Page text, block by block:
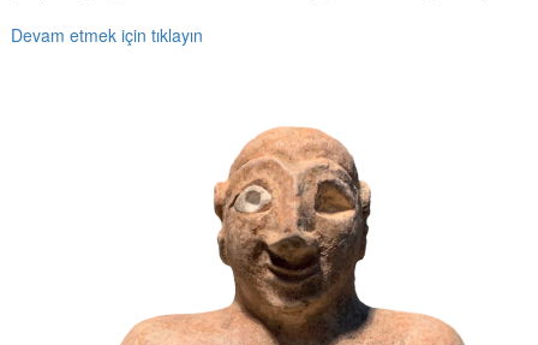
Devam etmek için tıklayın